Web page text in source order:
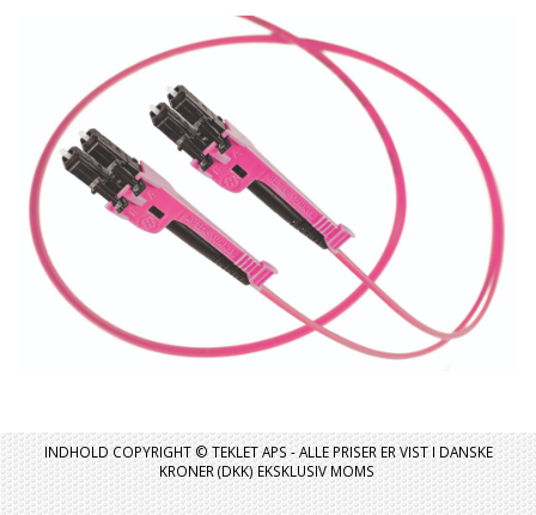
INDHOLD COPYRIGHT © TEKLET APS - ALLE PRISER ER VIST I DANSKE
KRONER (DKK) EKSKLUSIV MOMS